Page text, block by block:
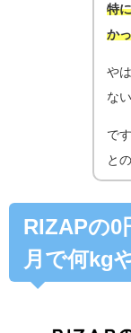
特
か
や
な
で
と
RIZAPの0
月で何kg